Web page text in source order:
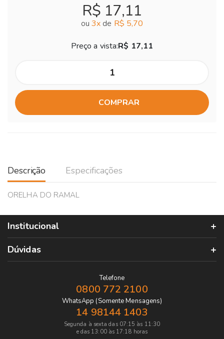
R$ 17,11
ou 3x de R$ 5,70
Preço a vista:R$ 17,11
COMPRAR
Descrição Especificações
ORELHA DO RAMAL
Institucional
Dúvidas
Telefone
0800 772 2100
WhatsApp (Somente Mensagens)
14 98144 1403
Segunda à sexta das 07:15 às 11:30
e das 13:00 às 17:18 horas